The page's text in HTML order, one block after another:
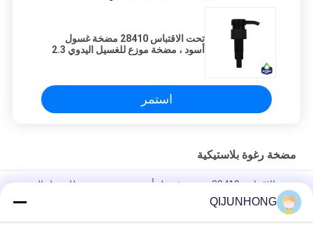
تحت الاقتباس 28410 مضخة غسول
أسود ، مضخة موزع للغسيل اليدوي 2.3
استمر
مضخة رغوة بلاستيكية
تحت الاقتباس 28410 مضخة غسول أسود ، مضخة موزع للغسيل اليدوي
2.3 جرام QIJUNHONG